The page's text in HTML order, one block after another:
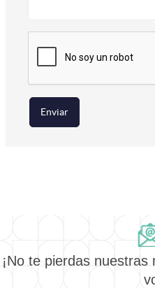
Enviar
¡No te pierdas